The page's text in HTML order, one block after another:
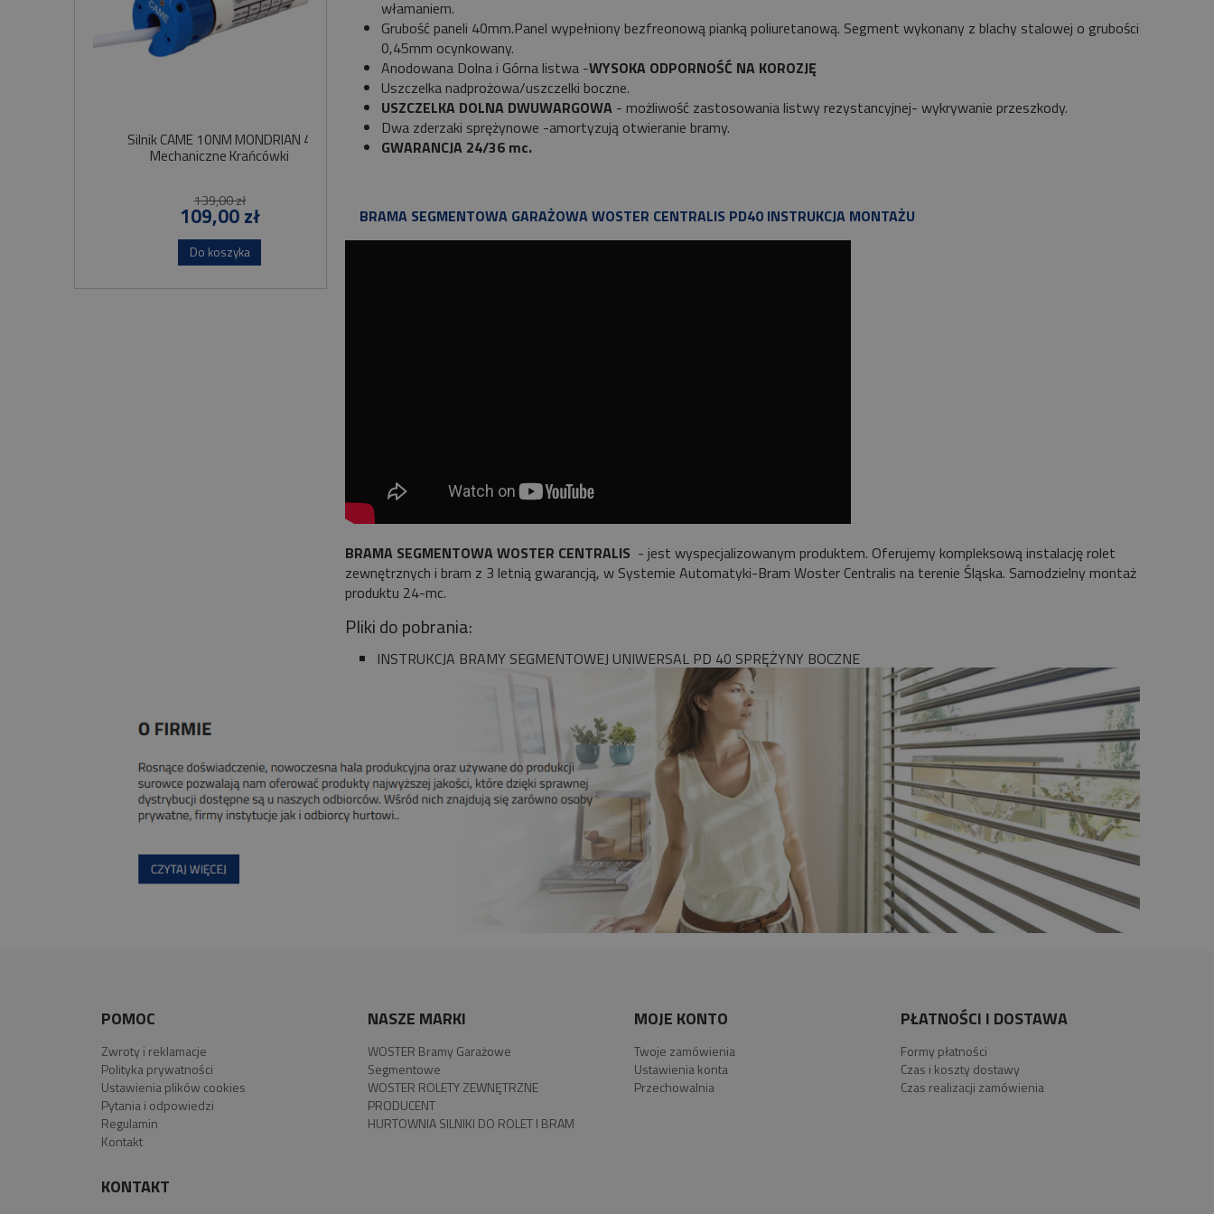
Silnik CAME 10NM MONDRIAN 4
Mechaniczne Krańcówki
139,00 zł
109,00 zł
Do koszyka
Silnik CAME 6NM MONDRIAN R4
Szybkobieżny Z Radiem Mechaniczne
209,00 zł
włamaniem.
Grubość paneli 40mm.Panel wypełniony bezfreonową pianką poliuretanową. Segment wykonany z blachy stalowej o grubości
0,45mm ocynkowany.
Anodowana Dolna i Górna listwa -WYSOKA ODPORNOŚĆ NA KOROZJĘ
Uszczelka nadprożowa/uszczelki boczne.
USZCZELKA DOLNA DWUWARGOWA - możliwość zastosowania listwy rezystancyjnej- wykrywanie przeszkody.
Dwa zderzaki sprężynowe -amortyzują otwieranie bramy.
GWARANCJA 24/36 mc.
BRAMA SEGMENTOWA GARAŻOWA WOSTER CENTRALIS PD40 INSTRUKCJA MONTAŻU
BRAMA SEGMENTOWA WOSTER CENTRALIS - jest wyspecjalizowanym produktem. Oferujemy kompleksową instalację rolet
zewnętrznych i bram z 3 letnią gwarancją, w Systemie Automatyki-Bram Woster Centralis na terenie Śląska. Samodzielny montaż
produktu 24-mc.
Pliki do pobrania:
INSTRUKCJA BRAMY SEGMENTOWEJ UNIWERSAL PD 40 SPRĘŻYNY BOCZNE
POMOC
Zwroty i reklamacje
Polityka prywatności
Ustawienia plików cookies
Pytania i odpowiedzi
Regulamin
Kontakt
NASZE MARKI
WOSTER Bramy Garażowe
Segmentowe
WOSTER ROLETY ZEWNĘTRZNE
PRODUCENT
HURTOWNIA SILNIKI DO ROLET I BRAM
MOJE KONTO
Twoje zamówienia
Ustawienia konta
Przechowalnia
PŁATNOŚCI I DOSTAWA
Formy płatności
Czas i koszty dostawy
Czas realizacji zamówienia
KONTAKT